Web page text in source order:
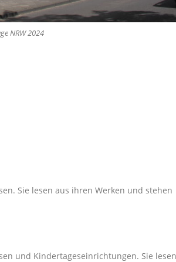
NRW 2024
Sie lesen aus ihren Werken und stehen
und Kindertageseinrichtungen. Sie lesen